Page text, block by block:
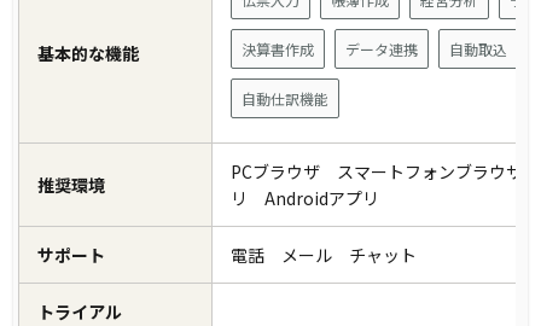
基本的な機能 決算書作成 データ連携 自動取込
自動仕訳機能
推奨環境
PCブラウザ スマートフォンブラウザ
リ Androidアプリ
サポート 電話 メール チャット
トライアル